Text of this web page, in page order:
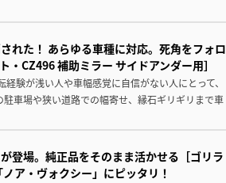
れた！ あらゆる車種に対応。死角をフォロ
CZ496 補助ミラー サイドアンダー用］
験が浅い人や車幅感覚に自信がない人にとって、
車場や狭い道路での幅寄せ、縁石ギリギリまで車
登場。純正品をそのまま活かせる［ゴリラ
ア・ヴォクシー」にピッタリ！